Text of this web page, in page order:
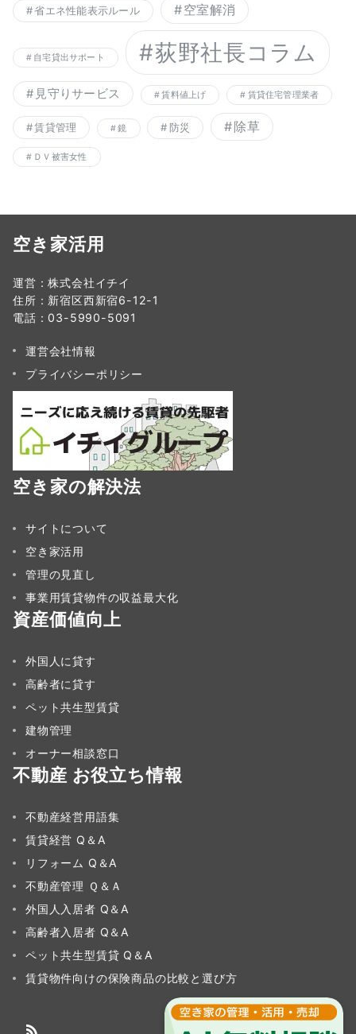
省エネ性能表示ルール 空室解消
自宅貸出サポート 荻野社長コラム
見守りサービス 賃料値上げ 賃貸住宅管理業者
賃貸管理 鏡 防災 除草
ＤＶ被害女性
空き家活用
運営：株式会社イチイ
住所：新宿区西新宿6-12-1
電話：03-5990-5091
運営会社情報
プライバシーポリシー
空き家の解決法
サイトについて
空き家活用
管理の見直し
事業用賃貸物件の収益最大化
資産価値向上
外国人に貸す
高齢者に貸す
ペット共生型賃貸
建物管理
オーナー相談窓口
不動産 お役立ち情報
不動産経営用語集
賃貸経営 Q＆A
リフォーム Q＆A
不動産管理 Ｑ＆Ａ
外国人入居者 Q＆A
高齢者入居者 Q＆A
ペット共生型賃貸 Q＆A
賃貸物件向けの保険商品の比較と選び方